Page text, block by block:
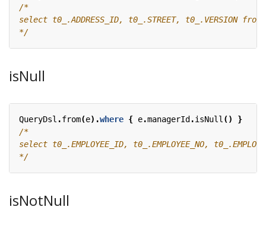
*/
isNull
QueryDsl .from(e).where { e.managerId .isNull()
}
*/
isNotNull